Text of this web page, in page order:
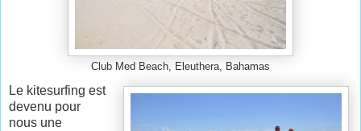
Club Med Beach, Eleuthera, Bahamas
Le kitesurfing est
devenu pour
nous une